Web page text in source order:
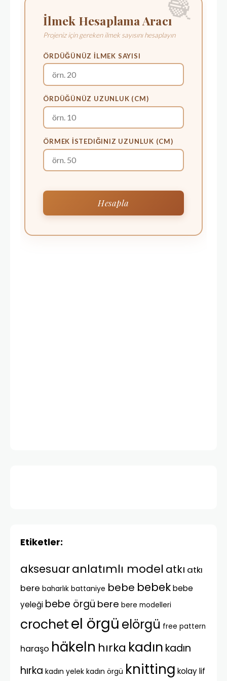
Etiketler:
aksesuaranlatımlı model atkı atkı
bere baharlık battaniye bebe bebekbebe
yeleği bebe örgü bere bere modelleri
crochetel örgü elörgü free pattern
haraşo häkeln hırka kadın kadın
hırka kadın yelek kadın örgü knitting kolay lif